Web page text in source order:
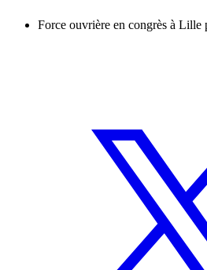
Force ouvrière en congrès à